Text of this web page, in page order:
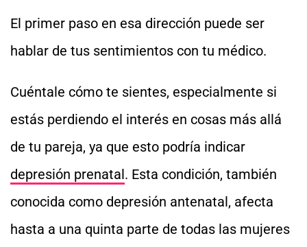
El primer paso en esa dirección puede ser
hablar de tus sentimientos con tu médico.
Cuéntale cómo te sientes, especialmente si
estás perdiendo el interés en cosas más allá
de tu pareja, ya que esto podría indicar
depresión prenatal. Esta condición, también
conocida como depresión antenatal, afecta
hasta a una quinta parte de todas las mujeres